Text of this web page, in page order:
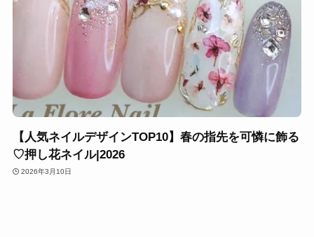
【人気ネイルデザインTOP10】春の指先を可憐に飾る
♡押し花ネイル|2026
2026年3月10日